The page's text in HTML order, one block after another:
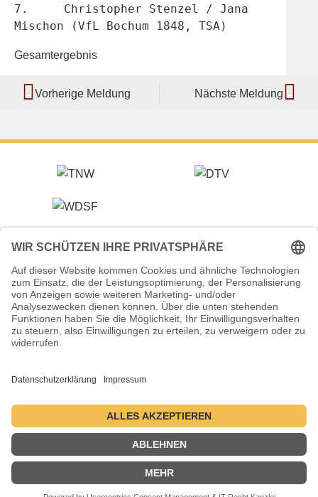
7.     Christopher Stenzel / Jana
Mischon (VfL Bochum 1848, TSA)
Gesamtergebnis
Vorherige Meldung Nächste Meldung
Veranstalter (Ausrichter):
Tanzsportverband Nordrhein-Westfalen e.V.
Veranstaltungsort:
Historische Stadthalle Wuppertal
Johannisberg 40
42103 Wuppertal
2.–5. Juli 2026 ・ 1.–4. Juli 2027 ・ 6.–9. Juli 2028
Datenschutzerklärung